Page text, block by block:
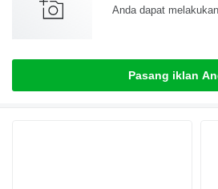
Anda dapat
Pasang iklan